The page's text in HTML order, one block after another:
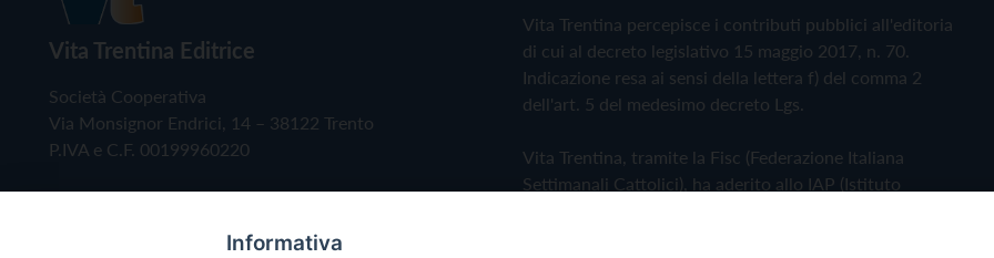
Vita Trentina Editrice
Società Cooperativa
Via Monsignor Endrici, 14 – 38122 Trento
P.IVA e C.F. 00199960220
Vita Trentina percepisce i contributi pubblici all'editoria
di cui al decreto legislativo 15 maggio 2017, n. 70.
Indicazione resa ai sensi della lettera f) del comma 2
dell'art. 5 del medesimo decreto Lgs.
Vita Trentina, tramite la Fisc (Federazione Italiana
Settimanali Cattolici), ha aderito allo IAP (Istituto
Informativa